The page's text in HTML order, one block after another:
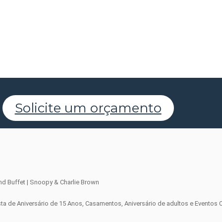
Solicite um orçamento
de Aniversário de 15 Anos, Casamentos, Aniversário de adultos e Eventos